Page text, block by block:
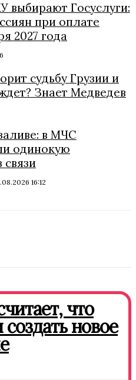
выбирают Госуслуги:
при оплате
2027 года
судьбу Грузии и
Знает Медведев
в МЧС
одинокую
16:12
что
новое